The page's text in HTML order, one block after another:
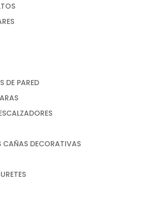
DE PARED
CAÑAS DECORATIVAS